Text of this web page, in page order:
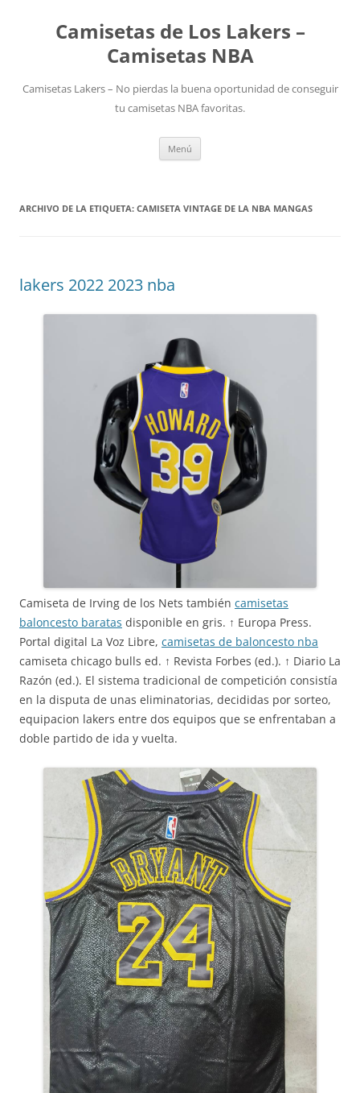
Camisetas de Los Lakers –
Camisetas NBA
Camisetas Lakers – No pierdas la buena oportunidad de conseguir
tu camisetas NBA favoritas.
Menú
ARCHIVO DE LA ETIQUETA: CAMISETA VINTAGE DE LA NBA MANGAS
lakers 2022 2023 nba
Camiseta de Irving de los Nets también camisetas
baloncesto baratas disponible en gris. ↑ Europa Press.
Portal digital La Voz Libre, camisetas de baloncesto nba
camiseta chicago bulls ed. ↑ Revista Forbes (ed.). ↑ Diario La
Razón (ed.). El sistema tradicional de competición consistía
en la disputa de unas eliminatorias, decididas por sorteo,
equipacion lakers entre dos equipos que se enfrentaban a
doble partido de ida y vuelta.